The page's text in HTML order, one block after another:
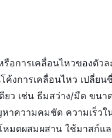
การเคลื่อนไหวของตัวล
งการเคลื่อนไหว เปลี่ย
ยว เช่น ธีมสว่าง/มืด ขน
าความคมชัด ความเร็วใ
มดผสมผสาน ใช้มาสก์